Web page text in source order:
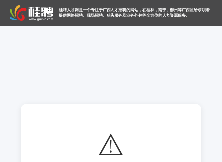
桂聘人才网是一个专注于广西人才招聘的网站，在桂林，南宁，柳州等广西区给求职者
提供网络招聘、现场招聘、猎头服务及业务外包等全方位的人力资源服务。
⚠️